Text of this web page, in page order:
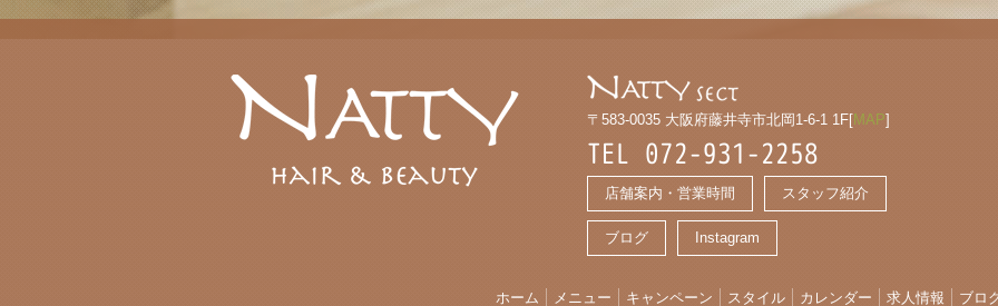
〒583-0035 大阪府藤井寺市北岡1-6-1 1F[MAP]
TEL 072-931-2258
店舗案内・営業時間 スタッフ紹介
ブログ Instagram
ホーム メニュー キャンペーン スタイル カレンダー 求人情報 ブロ